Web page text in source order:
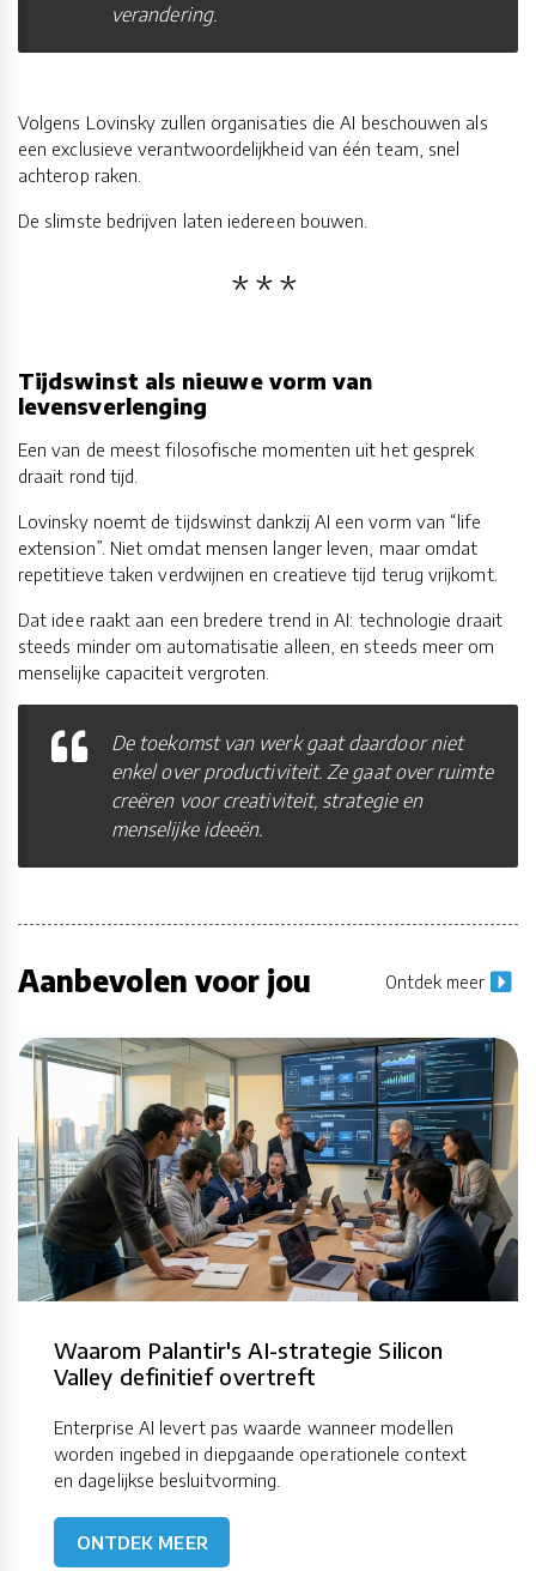
verandering.
Volgens Lovinsky zullen organisaties die AI beschouwen als
een exclusieve verantwoordelijkheid van één team, snel
achterop raken.
De slimste bedrijven laten iedereen bouwen.
Tijdswinst als nieuwe vorm van
levensverlenging
Een van de meest filosofische momenten uit het gesprek
draait rond tijd.
Lovinsky noemt de tijdswinst dankzij AI een vorm van “life
extension”. Niet omdat mensen langer leven, maar omdat
repetitieve taken verdwijnen en creatieve tijd terug vrijkomt.
Dat idee raakt aan een bredere trend in AI: technologie draait
steeds minder om automatisatie alleen, en steeds meer om
menselijke capaciteit vergroten.
De toekomst van werk gaat daardoor niet
enkel over productiviteit. Ze gaat over ruimte
creëren voor creativiteit, strategie en
menselijke ideeën.
Aanbevolen voor jou Ontdek meer
Waarom Palantir's AI-strategie Silicon
Valley definitief overtreft
Enterprise AI levert pas waarde wanneer modellen
worden ingebed in diepgaande operationele context
en dagelijkse besluitvorming.
ONTDEK MEER